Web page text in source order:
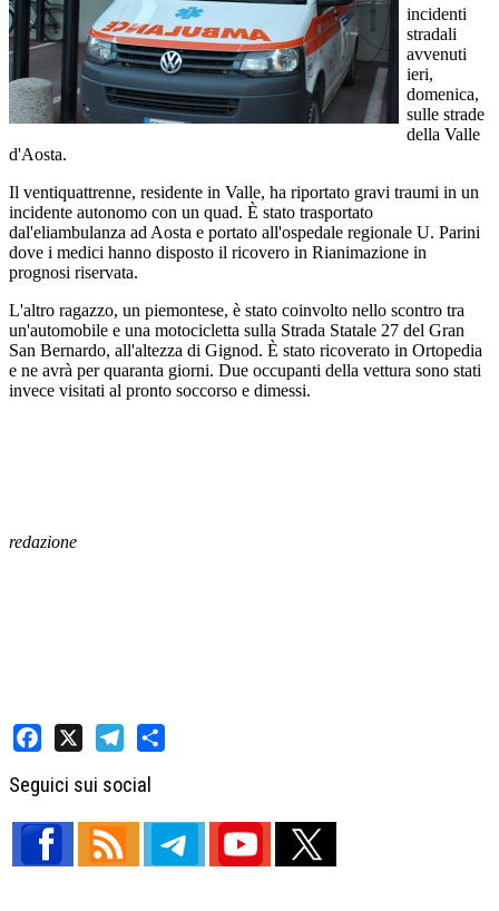
incidenti
stradali
avvenuti
ieri,
domenica,
sulle strade
della Valle
d'Aosta.
Il ventiquattrenne, residente in Valle, ha riportato gravi traumi in un
incidente autonomo con un quad. È stato trasportato
dal'eliambulanza ad Aosta e portato all'ospedale regionale U. Parini
dove i medici hanno disposto il ricovero in Rianimazione in
prognosi riservata.
L'altro ragazzo, un piemontese, è stato coinvolto nello scontro tra
un'automobile e una motocicletta sulla Strada Statale 27 del Gran
San Bernardo, all'altezza di Gignod. È stato ricoverato in Ortopedia
e ne avrà per quaranta giorni. Due occupanti della vettura sono stati
invece visitati al pronto soccorso e dimessi.
redazione
Seguici sui social